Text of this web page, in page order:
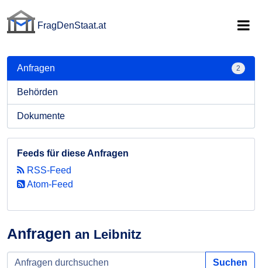
FragDenStaat.at
Anfragen an Leibnitz
Suchen
Anfragen 2
Behörden
Dokumente
Feeds für diese Anfragen
RSS-Feed
Atom-Feed